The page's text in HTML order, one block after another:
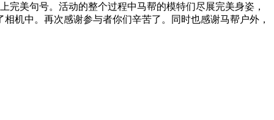
完美句号。活动的整个过程中马帮的模特们尽展完美身姿，
机中。再次感谢参与者你们辛苦了。同时也感谢马帮户外，